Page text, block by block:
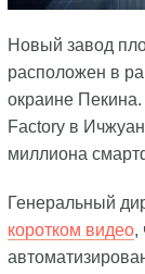
Новый завод
расположен в
окраине
Factory в
миллиона
Генеральный
коротком видео,